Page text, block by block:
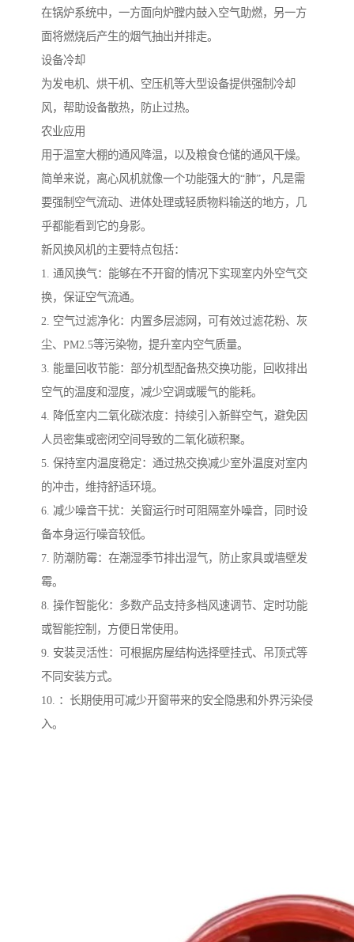
在锅炉系统中，一方面向炉膛内鼓入空气助燃，另一方
面将燃烧后产生的烟气抽出并排走。
设备冷却
为发电机、烘干机、空压机等大型设备提供强制冷却
风，帮助设备散热，防止过热。
农业应用
用于温室大棚的通风降温，以及粮食仓储的通风干燥。
简单来说，离心风机就像一个功能强大的“肺”，凡是需
要强制空气流动、进体处理或轻质物料输送的地方，几
乎都能看到它的身影。
新风换风机的主要特点包括：
1. 通风换气：能够在不开窗的情况下实现室内外空气交
换，保证空气流通。
2. 空气过滤净化：内置多层滤网，可有效过滤花粉、灰
尘、PM2.5等污染物，提升室内空气质量。
3. 能量回收节能：部分机型配备热交换功能，回收排出
空气的温度和湿度，减少空调或暖气的能耗。
4. 降低室内二氧化碳浓度：持续引入新鲜空气，避免因
人员密集或密闭空间导致的二氧化碳积聚。
5. 保持室内温度稳定：通过热交换减少室外温度对室内
的冲击，维持舒适环境。
6. 减少噪音干扰：关窗运行时可阻隔室外噪音，同时设
备本身运行噪音较低。
7. 防潮防霉：在潮湿季节排出湿气，防止家具或墙壁发
霉。
8. 操作智能化：多数产品支持多档风速调节、定时功能
或智能控制，方便日常使用。
9. 安装灵活性：可根据房屋结构选择壁挂式、吊顶式等
不同安装方式。
10. ：长期使用可减少开窗带来的安全隐患和外界污染侵
入。